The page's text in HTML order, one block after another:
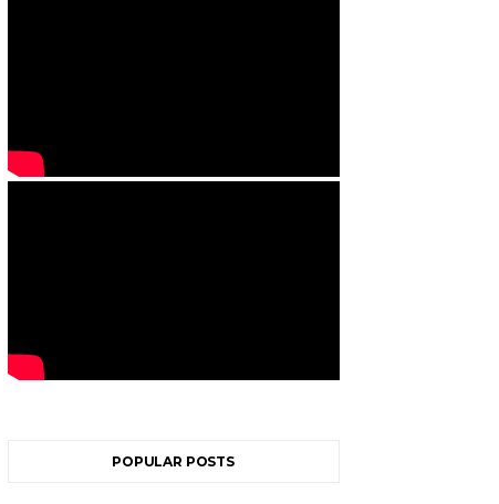
POPULAR POSTS